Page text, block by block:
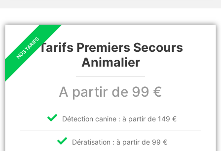
Tarifs Premiers Secours
Animalier
A partir de 99 €
Détection canine : à partir de 149 €
Dératisation : à partir de 99 €